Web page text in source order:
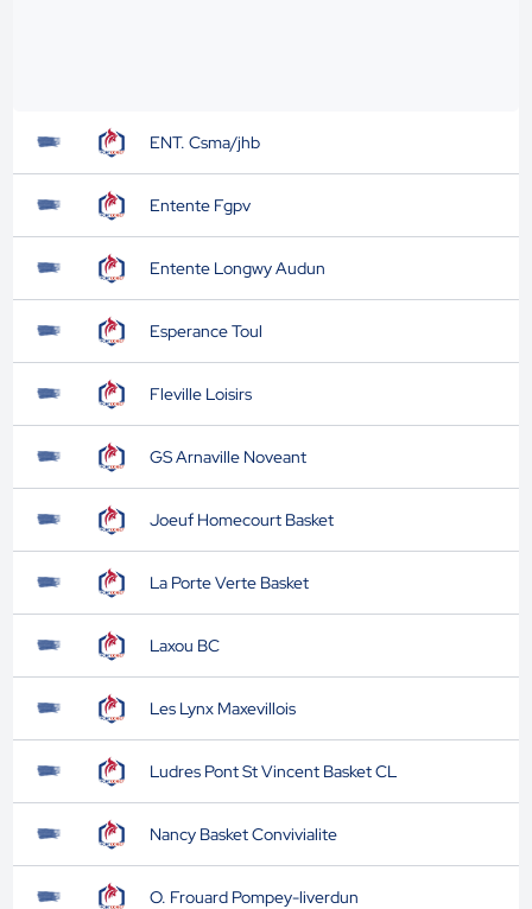
ENT. Csma/jhb
Entente Fgpv
Entente Longwy Audun
Esperance Toul
Fleville Loisirs
GS Arnaville Noveant
Joeuf Homecourt Basket
La Porte Verte Basket
Laxou BC
Les Lynx Maxevillois
Ludres Pont St Vincent Basket CL
Nancy Basket Convivialite
O. Frouard Pompey-liverdun